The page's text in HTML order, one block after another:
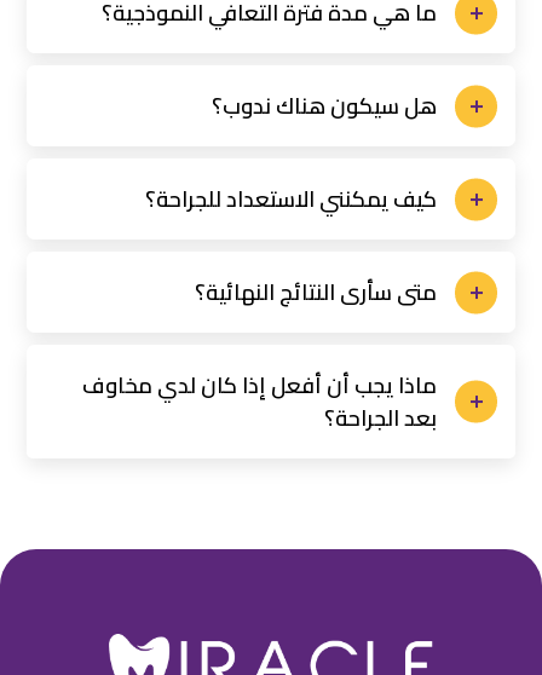
ما هي مدة فترة التعافي النموذجية؟
هل سيكون هناك ندوب؟
كيف يمكنني الاستعداد للجراحة؟
متى سأرى النتائج النهائية؟
ماذا يجب أن أفعل إذا كان لدي مخاوف
بعد الجراحة؟